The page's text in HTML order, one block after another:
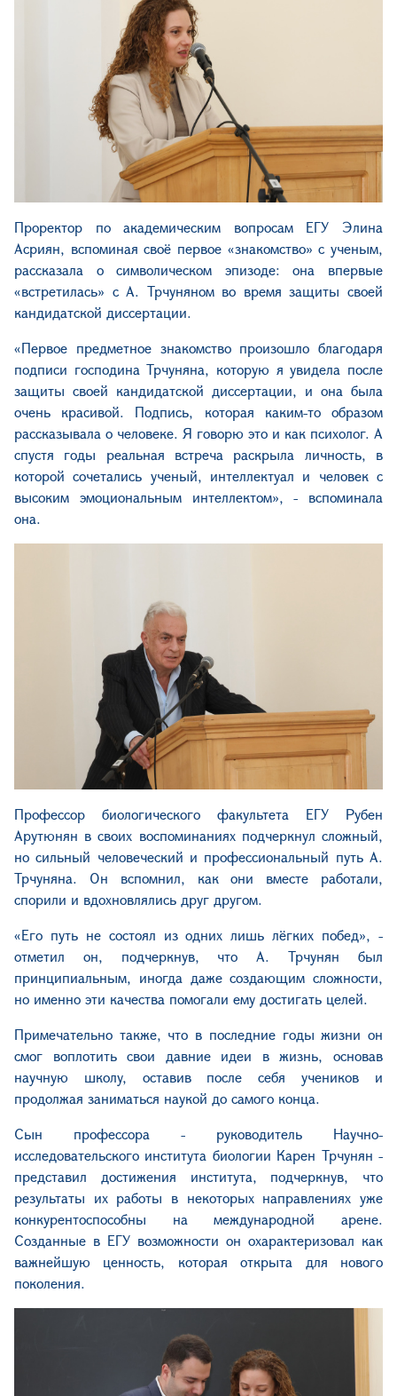
Проректор по академическим вопросам ЕГУ Элина
Асриян, вспоминая своё первое «знакомство» с ученым,
рассказала о символическом эпизоде: она впервые
«встретилась» с А. Трчуняном во время защиты своей
кандидатской диссертации.
«Первое предметное знакомство произошло благодаря
подписи господина Трчуняна, которую я увидела после
защиты своей кандидатской диссертации, и она была
очень красивой. Подпись, которая каким-то образом
рассказывала о человеке. Я говорю это и как психолог. А
спустя годы реальная встреча раскрыла личность, в
которой сочетались ученый, интеллектуал и человек с
высоким эмоциональным интеллектом», - вспоминала
она.
Профессор биологического факультета ЕГУ Рубен
Арутюнян в своих воспоминаниях подчеркнул сложный,
но сильный человеческий и профессиональный путь А.
Трчуняна. Он вспомнил, как они вместе работали,
спорили и вдохновлялись друг другом.
«Его путь не состоял из одних лишь лёгких побед», -
отметил он, подчеркнув, что А. Трчунян был
принципиальным, иногда даже создающим сложности,
но именно эти качества помогали ему достигать целей.
Примечательно также, что в последние годы жизни он
смог воплотить свои давние идеи в жизнь, основав
научную школу, оставив после себя учеников и
продолжая заниматься наукой до самого конца.
Сын профессора - руководитель Научно-
исследовательского института биологии Карен Трчунян -
представил достижения института, подчеркнув, что
результаты их работы в некоторых направлениях уже
конкурентоспособны на международной арене.
Созданные в ЕГУ возможности он охарактеризовал как
важнейшую ценность, которая открыта для нового
поколения.